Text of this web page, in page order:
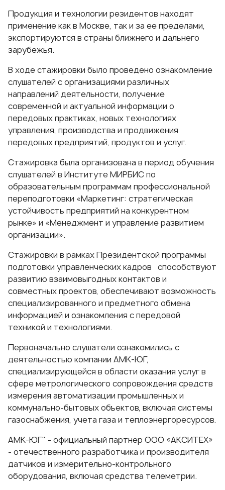
Продукция и технологии резидентов находят
применение как в Москве, так и за ее пределами,
экспортируются в страны ближнего и дальнего
зарубежья.
В ходе стажировки было проведено ознакомление
слушателей с организациями различных
направлений деятельности, получение
современной и актуальной информации о
передовых практиках, новых технологиях
управления, производства и продвижения
передовых предприятий, продуктов и услуг.
Стажировка была организована в период обучения
слушателей в Институте МИРБИС по
образовательным программам профессиональной
переподготовки «Маркетинг: стратегическая
устойчивость предприятий на конкурентном
рынке» и «Менеджмент и управление развитием
организации».
Стажировки в рамках Президентской программы
подготовки управленческих кадров способствуют
развитию взаимовыгодных контактов и
совместных проектов, обеспечивают возможность
специализированного и предметного обмена
информацией и ознакомления с передовой
техникой и технологиями.
Первоначально слушатели ознакомились с
деятельностью компании АМК-ЮГ,
специализирующейся в области оказания услуг в
сфере метрологического сопровождения средств
измерения автоматизации промышленных и
коммунально-бытовых объектов, включая системы
газоснабжения, учета газа и теплоэнергоресурсов.
АМК-ЮГ" - официальный партнер ООО «АКСИТЕХ»
- отечественного разработчика и производителя
датчиков и измерительно-контрольного
оборудования, включая средства телеметрии.